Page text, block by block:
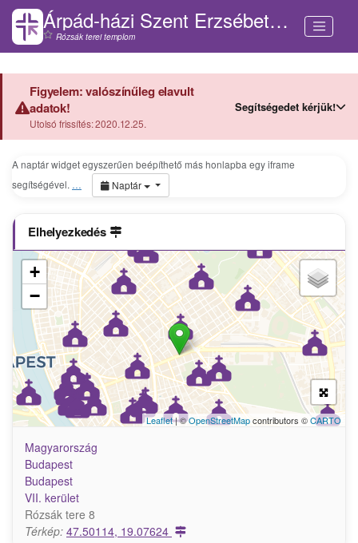
Árpád-házi Szent Erzsébet-templom (Budapest)
Rózsák terei templom
Figyelem: valószínűleg elavult
adatok!
Utolsó frissítés: 2020.12.25.
Segítségedet kérjük!
A naptár widget egyszerűen beépíthető más honlapba egy iframe
segítségével. … Naptár
Elhelyezkedés
+
−
Leaflet| ©OpenStreetMapcontributors ©CARTO
Magyarország
Budapest
Budapest
VII. kerület
Rózsák tere 8
Térkép: 47.50114, 19.07624